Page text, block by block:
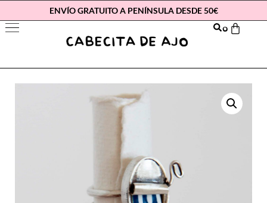
ENVÍO GRATUITO A PENÍNSULA DESDE 50€
0